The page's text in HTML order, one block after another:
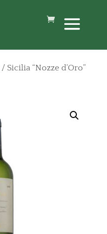
/ Sicilia “Nozze d’Oro”